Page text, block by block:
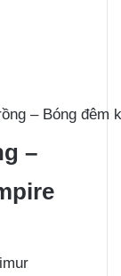
– Bóng đêm
–